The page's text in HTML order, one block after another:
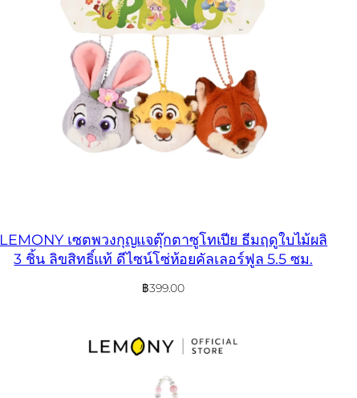
LEMONY เซตพวงกุญแจตุ๊กตาซูโทเปีย ธีมฤดูใบไม้ผลิ
3 ชิ้น ลิขสิทธิ์แท้ ดีไซน์โซ่ห้อยคัลเลอร์ฟูล 5.5 ซม.
฿399.00